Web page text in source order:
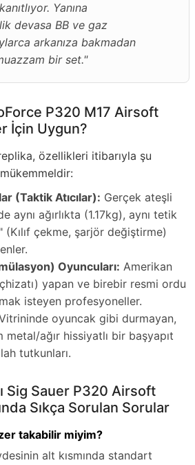
Yanına
devasa BB ve gaz
arkanıza bakmadan
bir set."
P320 M17 Airsoft
İçin Uygun?
özellikleri itibarıyla şu
(Taktik Atıcılar): Gerçek ateşli
aynı ağırlıkta (1.17kg), aynı tetik
çekme, şarjör değiştirme)
Oyuncuları: Amerikan
yapan ve birebir resmi ordu
isteyen profesyoneller.
oyuncak gibi durmayan,
metal/ağır hissiyatlı bir başyapıt
tutkunları.
Sig Sauer P320 Airsoft
Sıkça Sorulan Sorular
takabilir miyim?
alt kısmında standart